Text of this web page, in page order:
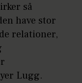
så
have stor
relationer,
Lugg.